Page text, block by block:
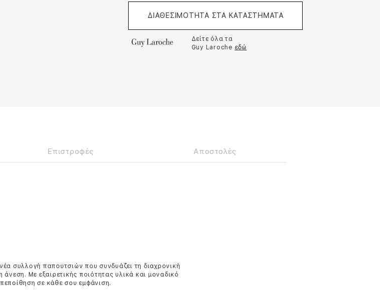
ΔΙΑΘΕΣΙΜΟΤΗΤΑ ΣΤΑ ΚΑΤΑΣΤΗΜΑΤΑ
Δείτε όλα τα
Guy Laroche εδώ
Επιστροφές Αποστολές
συλλογή παπουτσιών που συνδυάζει τη διαχρονική
άνεση. Με εξαιρετικής ποιότητας υλικά και μοναδικό
σε κάθε σου εμφάνιση.